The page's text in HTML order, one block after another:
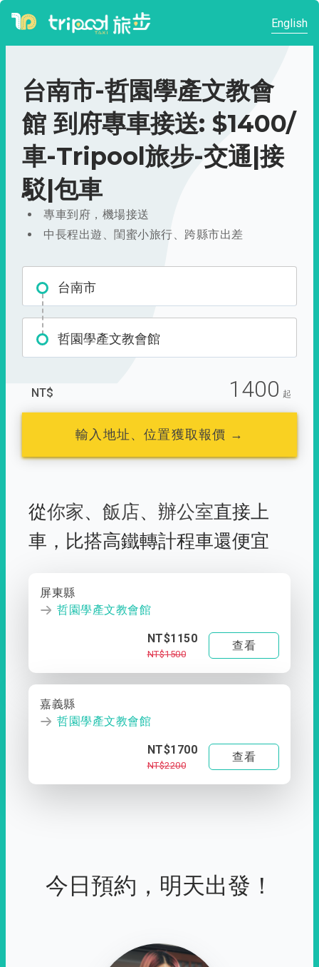
English
台南市-哲園學產文教會
館 到府專車接送: $1400/
車-Tripool旅步-交通|接
駁|包車
專車到府，機場接送
中長程出遊、閨蜜小旅行、跨縣市出差
台南市
哲園學產文教會館
NT$ 1400 起
輸入地址、位置獲取報價 →
從你家、 飯店、 辦公室直接上
車， 比搭高鐵轉計程車還便宜
屏東縣
哲園學產文教會館
NT$1150
NT$1500
查看
嘉義縣
哲園學產文教會館
NT$1700
NT$2200
查看
今日預約，明天出發！